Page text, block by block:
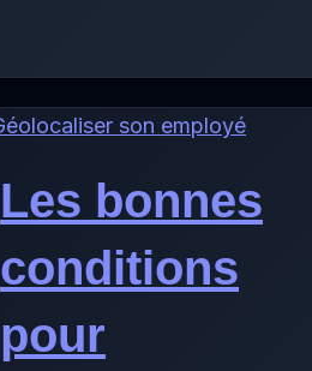
Les bonnes
conditions
pour